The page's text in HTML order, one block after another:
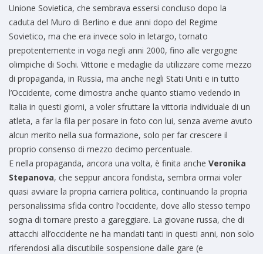
Unione Sovietica, che sembrava essersi concluso dopo la
caduta del Muro di Berlino e due anni dopo del Regime
Sovietico, ma che era invece solo in letargo, tornato
prepotentemente in voga negli anni 2000, fino alle vergogne
olimpiche di Sochi. Vittorie e medaglie da utilizzare come mezzo
di propaganda, in Russia, ma anche negli Stati Uniti e in tutto
l’Occidente, come dimostra anche quanto stiamo vedendo in
Italia in questi giorni, a voler sfruttare la vittoria individuale di un
atleta, a far la fila per posare in foto con lui, senza averne avuto
alcun merito nella sua formazione, solo per far crescere il
proprio consenso di mezzo decimo percentuale.
E nella propaganda, ancora una volta, è finita anche Veronika
Stepanova, che seppur ancora fondista, sembra ormai voler
quasi avviare la propria carriera politica, continuando la propria
personalissima sfida contro l’occidente, dove allo stesso tempo
sogna di tornare presto a gareggiare. La giovane russa, che di
attacchi all’occidente ne ha mandati tanti in questi anni, non solo
riferendosi alla discutibile sospensione dalle gare (e